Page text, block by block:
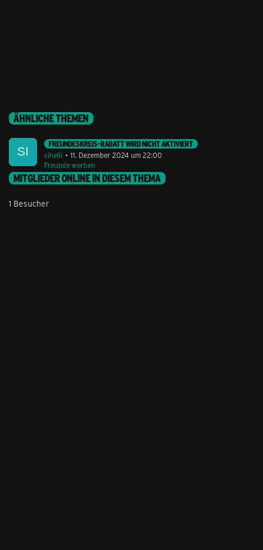
ÄHNLICHE THEMEN
FREUNDESKREIS-RABATT WIRD NICHT AKTIVIERT
sihelli
11. Dezember 2024 um 22:00
Freunde werben
MITGLIEDER ONLINE IN DIESEM THEMA
1 Besucher